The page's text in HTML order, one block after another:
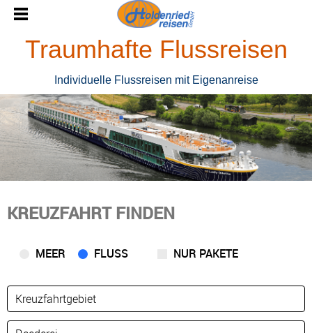
Traumhafte Flussreisen
Individuelle Flussreisen mit Eigenanreise
KREUZFAHRT FINDEN
MEER FLUSS NUR PAKETE